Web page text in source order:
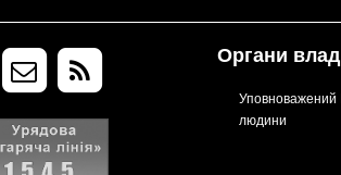
Органи
Уповноважений
людини